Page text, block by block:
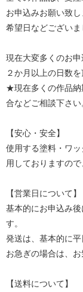
お申込みお願い致し
希望日などございま
現在大変多くのお
２か月以上の日数を
★現在多くの作品納
合などご相談下さい
【安心・安全】
使用する塗料・ワ
用しておりますの
【営業日について】
基本的にお申込み
す。
発送は、基本的に平
お急ぎの場合は、お
【送料について】